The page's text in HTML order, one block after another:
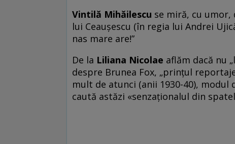
Vintilă Mihăilescu se miră, cu
lui Ceauşescu (în regia lui Andrei
nas mare are!”
De la Liliana Nicolae aflăm dacă nu
despre Brunea Fox, „prinţul
mult de atunci (anii 1930-40), modul
caută astăzi «senzaţionalul din